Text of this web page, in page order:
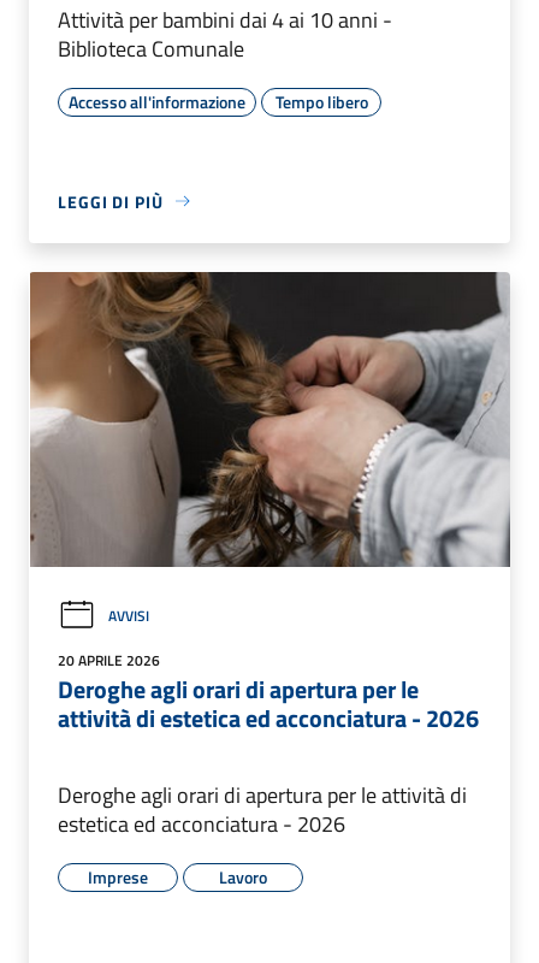
Attività per bambini dai 4 ai 10 anni -
Biblioteca Comunale
Accesso all'informazione Tempo libero
LEGGI DI PIÙ
AVVISI
20 APRILE 2026
Deroghe agli orari di apertura per le
attività di estetica ed acconciatura - 2026
Deroghe agli orari di apertura per le attività di
estetica ed acconciatura - 2026
Imprese Lavoro